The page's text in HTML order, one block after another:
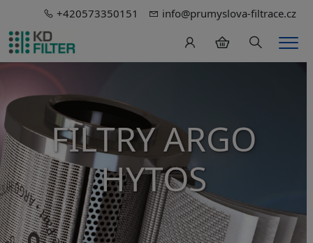
+420573350151 info@prumyslova-filtrace.cz
Hledání
FILTRY ARGO
HYTOS